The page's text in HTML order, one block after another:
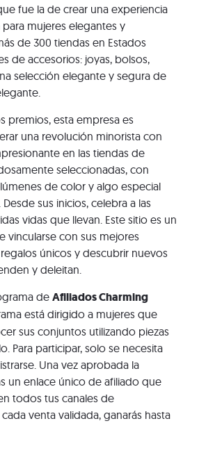
fue la de crear una experiencia
mujeres elegantes y
de 300 tiendas en Estados
de accesorios: joyas, bolsos,
selección elegante y segura de
premios, esta empresa es
una revolución minorista con
en las tiendas de
seleccionadas, con
de color y algo especial
sus inicios, celebra a las
vidas que llevan. Este sitio es un
vincularse con sus mejores
únicos y descubrir nuevos
y deleitan.
de Afiliados Charming
está dirigido a mujeres que
sus conjuntos utilizando piezas
Para participar, solo se necesita
Una vez aprobada la
un enlace único de afiliado que
todos tus canales de
venta validada, ganarás hasta